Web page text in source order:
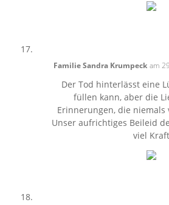
Familie Sandra Krumpeck am
Der Tod hinterlässt eine
füllen kann, aber die
Erinnerungen, die niemals
Unser aufrichtiges Beileid
viel Kraft